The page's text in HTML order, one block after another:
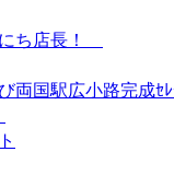
ち店長！
両国駅広小路完成ｾﾚ